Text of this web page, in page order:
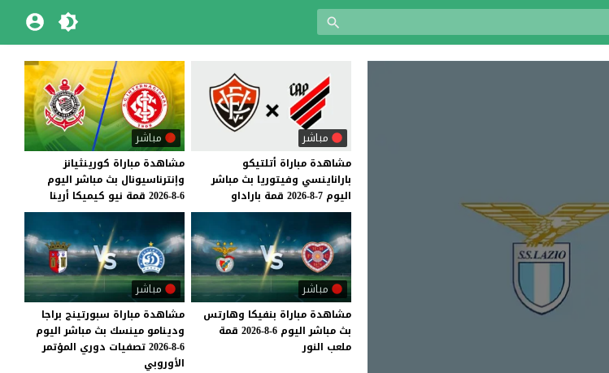
مباشر
مشاهدة مباراة أتلتيكو
باراناينسي وفيتوريا بث مباشر
اليوم 7-8-2026 قمة باراداو
مباشر
مشاهدة مباراة كورينثيانز
وإنترناسيونال بث مباشر اليوم
6-8-2026
قمة نيو كيميكا أرينا
مباشر
مشاهدة مباراة بنفيكا وهارتس
بث مباشر اليوم 6-8-2026
قمة
ملعب النور
مباشر
مشاهدة مباراة سبورتينج براجا
ودينامو مينسك بث مباشر اليوم
6-8-2026 تصفيات دوري المؤتمر
الأوروبي